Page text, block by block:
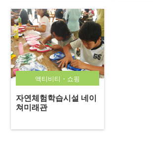
액티비티・쇼핑
자연체험학습시설 네이
쳐미래관